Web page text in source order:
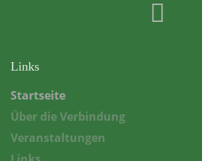
Links
Startseite
Über die Verbindung
Veranstaltungen